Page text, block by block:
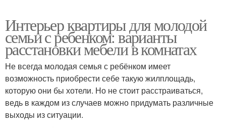
Интерьер квартиры для молодой
семьи с ребенком: варианты
расстановки мебели в комнатах
Не всегда молодая семья с ребёнком имеет
возможность приобрести себе такую жилплощадь,
которую они бы хотели. Но не стоит расстраиваться,
ведь в каждом из случаев можно придумать различные
выходы из ситуации.